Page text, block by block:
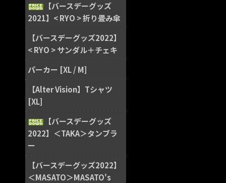
【バースデーグッズ
2021】< RYO > 折り畳み傘
【バースデーグッズ2022】
< RYO > サンダル＋チェキ
パーカー [XL / M]
【Alter Vision】Tシャツ
[XL]
【バースデーグッズ
2022】＜TAKA＞タンブラ
ー
【バースデーグッズ2022】
＜MASATO＞MASATO's